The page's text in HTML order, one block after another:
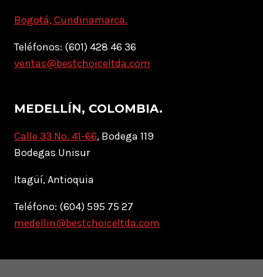
Bogotá, Cundinamarca.
Teléfonos: (601) 428 46 36
ventas@bestchoiceltda.com
MEDELLÍN, COLOMBIA.
Calle 33 No. 41-66, Bodega 119
Bodegas Unisur
Itagüí, Antioquia
Teléfono: (604) 595 75 27
medellin@bestchoiceltda.com